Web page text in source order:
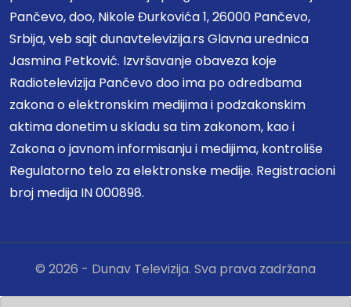
Pančevo, doo, Nikole Đurkovića 1, 26000 Pančevo,
Srbija, veb sajt dunavtelevizija.rs Glavna urednica
Jasmina Petković. Izvršavanje obaveza koje
Radiotelevizija Pančevo doo ima po odredbama
zakona o elektronskim medijima i podzakonskim
aktima donetim u skladu sa tim zakonom, kao i
Zakona o javnom informisanju i medijima, kontroliše
Regulatorno telo za elektronske medije. Registracioni
broj medija IN 000898.
© 2026 - Dunav Televizija. Sva prava zadržana